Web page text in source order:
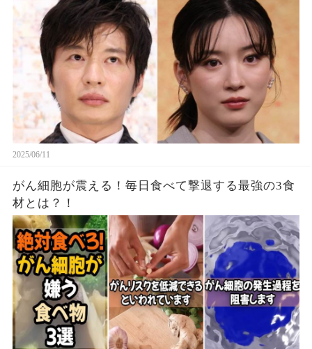
2025/06/11
がん細胞が震える！毎日食べて撃退する最強の3食
材とは？！